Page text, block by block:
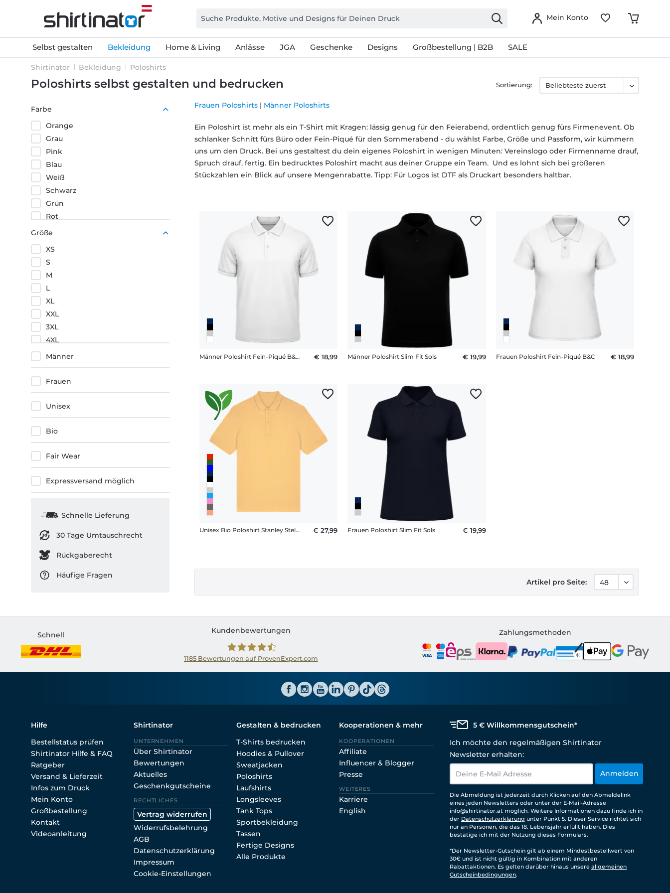
Mein Konto
Selbst gestalten Bekleidung Home & Living Anlässe JGA Geschenke Designs Großbestellung | B2B SALE
Shirtinator Bekleidung Poloshirts
Poloshirts selbst gestalten und bedrucken
Farbe
Orange
Grau
Pink
Blau
Weiß
Schwarz
Grün
Rot
Größe
XS
S
M
L
XL
XXL
3XL
4XL
5XL
Männer
Frauen
Unisex
Bio
Fair Wear
Expressversand möglich
Schnelle Lieferung
30 Tage Umtauschrecht
Rückgaberecht
Häufige Fragen
Frauen Poloshirts | Männer Poloshirts
Ein Poloshirt ist mehr als ein T-Shirt mit Kragen: lässig genug für den Feierabend, ordentlich genug fürs Firmenevent. Ob
schlanker Schnitt fürs Büro oder Fein-Piqué für den Sommerabend - du wählst Farbe, Größe und Passform, wir kümmern
uns um den Druck. Bei uns gestaltest du dein eigenes Poloshirt in wenigen Minuten: Vereinslogo oder Firmenname drauf,
Spruch drauf, fertig. Ein bedrucktes Poloshirt macht aus deiner Gruppe ein Team. Und es lohnt sich bei größeren
Stückzahlen ein Blick auf unsere Mengenrabatte. Tipp: Für Logos ist DTF als Druckart besonders haltbar.
Sortierung:
Männer Poloshirt Fein-Piqué B&C € 18,99 Männer Poloshirt Slim Fit Sols € 19,99 Frauen Poloshirt Fein-Piqué B&C € 18,99
Unisex Bio Poloshirt Stanley Stella 2.0 € 27,99 Frauen Poloshirt Slim Fit Sols € 19,99
Artikel pro Seite:
Schnell
Kundenbewertungen
1185Bewertungen auf ProvenExpert.com
Zahlungsmethoden
Hilfe
Bestellstatus prüfen
Shirtinator Hilfe & FAQ
Ratgeber
Versand & Lieferzeit
Infos zum Druck
Mein Konto
Großbestellung
Kontakt
Videoanleitung
Shirtinator
UNTERNEHMEN
Über Shirtinator
Bewertungen
Aktuelles
Geschenkgutscheine
RECHTLICHES
Vertrag widerrufen
Widerrufsbelehrung
AGB
Datenschutzerklärung
Impressum
Cookie-Einstellungen
Gestalten & bedrucken
T-Shirts bedrucken
Hoodies & Pullover
Sweatjacken
Poloshirts
Laufshirts
Longsleeves
Tank Tops
Sportbekleidung
Tassen
Fertige Designs
Alle Produkte
Kooperationen & mehr
KOOPERATIONEN
Affiliate
Influencer & Blogger
Presse
WEITERES
Karriere
English
5 € Willkommensgutschein*
Ich möchte den regelmäßigen Shirtinator
Newsletter erhalten:
Anmelden
Die Abmeldung ist jederzeit durch Klicken auf den Abmeldelink
eines jeden Newsletters oder unter der E-Mail-Adresse
info@shirtinator.at möglich. Weitere Informationen dazu finde ich in
der Datenschutzerklärung unter Punkt 5. Dieser Service richtet sich
nur an Personen, die das 18. Lebensjahr erfüllt haben. Dies
bestätige ich mit der Nutzung dieses Formulars.
*Der Newsletter-Gutschein gilt ab einem Mindestbestellwert von
30€ und ist nicht gültig in Kombination mit anderen
Rabattaktionen. Es gelten darüber hinaus unsere allgemeinen
Gutscheinbedingungen.